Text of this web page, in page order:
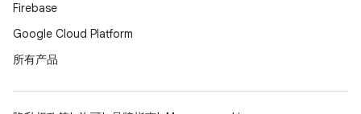
Firebase
Google Cloud Platform
所有产品